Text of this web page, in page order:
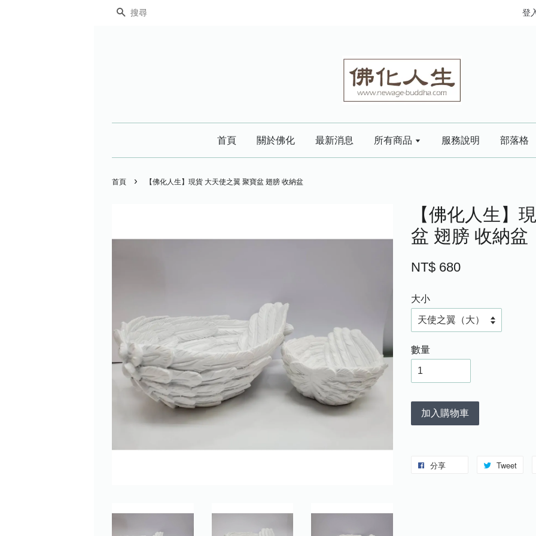
搜尋 登
首頁 關於佛化 最新消息 所有商品 服務說明 部落格
首頁 › 【佛化人生】現貨 大天使之翼 聚寶盆 翅膀 收納盆
【佛化人生】
盆 翅膀 收納盆
NT$ 680
大小
數量
加入購物車
分享 Tweet